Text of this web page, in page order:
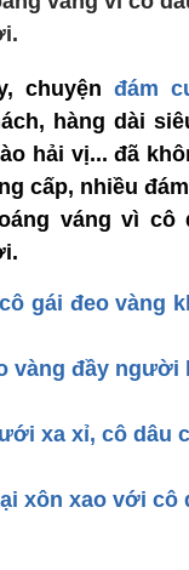
chuyện đám
hàng dài
hải vị... đã
cấp, nhiều
váng vì cô
gái đeo vàng
vàng đầy người
xa xỉ, cô dâu
xôn xao với cô